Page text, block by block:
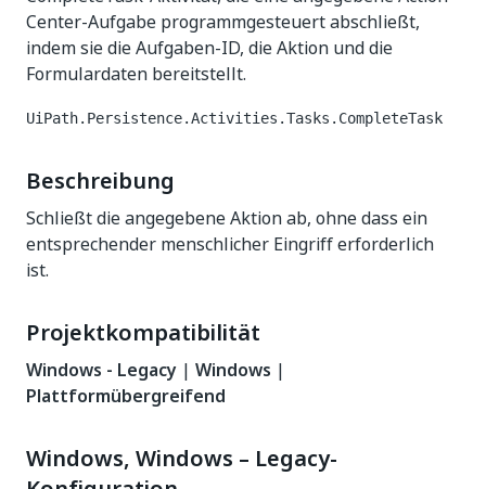
Center-Aufgabe programmgesteuert abschließt,
indem sie die Aufgaben-ID, die Aktion und die
Formulardaten bereitstellt.
UiPath.Persistence.Activities.Tasks.CompleteTask
Beschreibung
Schließt die angegebene Aktion ab, ohne dass ein
entsprechender menschlicher Eingriff erforderlich
ist.
Projektkompatibilität
Windows - Legacy | Windows |
Plattformübergreifend
Windows, Windows – Legacy-